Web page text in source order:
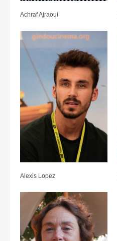
Achraf Ajraoui
Alexis Lopez